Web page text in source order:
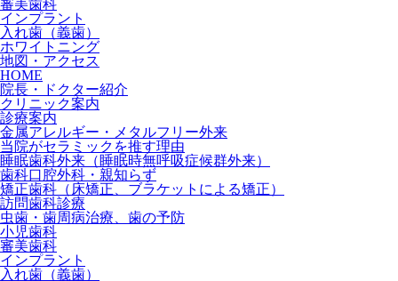
審美歯科
インプラント
入れ歯（義歯）
ホワイトニング
地図・アクセス
HOME
院長・ドクター紹介
クリニック案内
診療案内
金属アレルギー・メタルフリー外来
当院がセラミックを推す理由
睡眠歯科外来（睡眠時無呼吸症候群外来）
歯科口腔外科・親知らず
矯正歯科（床矯正、ブラケットによる矯正）
訪問歯科診療
虫歯・歯周病治療、歯の予防
小児歯科
審美歯科
インプラント
入れ歯（義歯）